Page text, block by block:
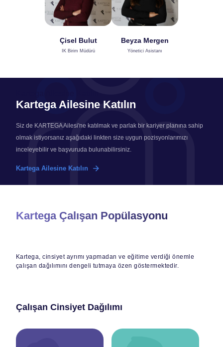
Çisel Bulut
IK Birim Müdürü
Beyza Mergen
Yönetici Asistanı
Kartega Ailesine Katılın
Siz de KARTEGA Ailesi'ne katılmak ve parlak bir kariyer planına sahip
olmak istiyorsanız aşağıdaki linkten size uygun pozisyonlarımızı
inceleyebilir ve başvuruda bulunabilirsiniz.
Kartega Ailesine Katılın
Kartega Çalışan Popülasyonu
Kartega, cinsiyet ayrımı yapmadan ve eğitime verdiği önemle
çalışan dağılımını dengeli tutmaya özen göstermektedir.
Çalışan Cinsiyet Dağılımı